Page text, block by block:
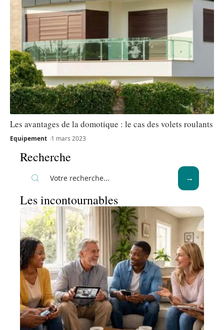
Les avantages de la domotique : le cas des volets roulants
Equipement 1 mars 2023
Recherche
Les incontournables